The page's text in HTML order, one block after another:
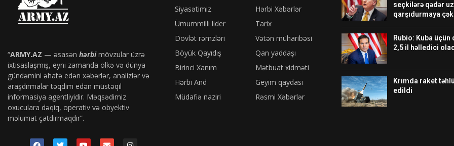
“ARMY.AZ — əsasən hərbimövzular üzrə
ixtisaslaşmış, eyni zamanda ölkə və dünya
gündəmini əhatə edən xəbərlər, analizlər və
araşdırmalar təqdim edən müstəqil
informasiya agentliyidir. Məqsədimiz
oxuculara dəqiq, operativ və obyektiv
məlumat çatdırmaqdır”.
Siyasətimiz
Hərbi Xəbərlər
Ümummilli lider
Tarix
Dövlət rəmzləri
Vətən müharibəsi
Böyük Qayıdış
Qan yaddaşı
Birinci Xanım
Mətbuat xidməti
Hərbi And
Geyim qaydası
Müdafiə naziri
Rəsmi Xəbərlər
seçkilərə qədər
qarşıdurmaya
Rubio: Kuba üçün
2,5 il həlledici
Krımda raket
edildi